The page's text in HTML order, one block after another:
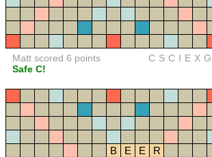
Matt scored 6 points
Safe C!
CSCIEXG
B E E
R